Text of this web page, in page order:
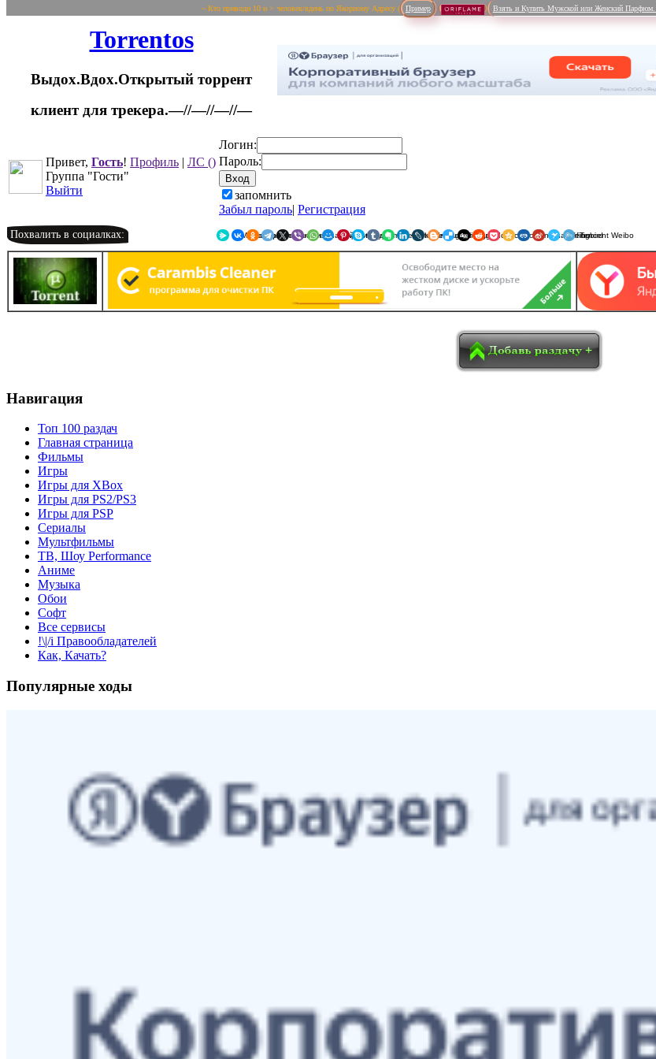
~ Кто приводи 10 и > человек/вдень по Якорному Адресу ( Пример Взять и Купить Мужской или Женский Парфюм.
Torrentos
Выдох.Вдох.Открытый торрент
клиент для трекера.—//—//—//—
Привет, Гость! Профиль | ЛС ()
Группа "Гости"
Выйти
Логин:
Пароль:
запомнить
Забыл пароль| Регистрация
Похвалить в социалках: Я.Мессенджер WhatsApp
Мой Мир
Pinterest
SkypeTumblrEvernote
LinkedInLiveJournalDelicious
Diggreddit PocketQzoneRenrenSina
Навигация
Топ 100 раздач
Главная страница
Фильмы
Игры
Игры для XBox
Игры для PS2/PS3
Игры для PSP
Сериалы
Мультфильмы
ТВ, Шоу Performance
Аниме
Музыка
Обои
Софт
Все сервисы
!\|/i Правообладателей
Как, Качать?
Популярные ходы